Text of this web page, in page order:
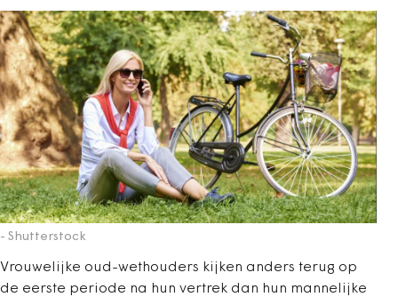
- Shutterstock
Vrouwelijke oud-wethouders kijken anders terug op
de eerste periode na hun vertrek dan hun mannelijke